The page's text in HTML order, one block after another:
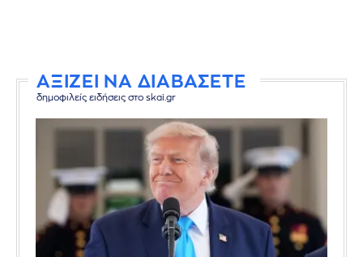
ΑΞΙΖΕΙ ΝΑ ΔΙΑΒΑΣΕΤΕ
δημοφιλείς ειδήσεις στο skai.gr